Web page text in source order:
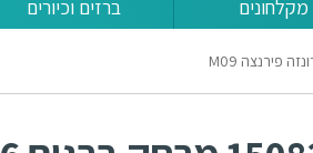
מקלחונים ברזים וכיורים